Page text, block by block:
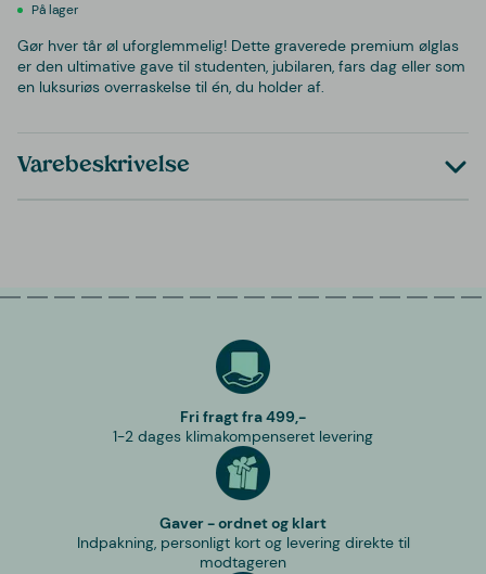
På lager
Gør hver tår øl uforglemmelig! Dette graverede premium ølglas
er den ultimative gave til studenten, jubilaren, fars dag eller som
en luksuriøs overraskelse til én, du holder af.
Varebeskrivelse
Fri fragt fra 499,-
1-2 dages klimakompenseret levering
Gaver - ordnet og klart
Indpakning, personligt kort og levering direkte til
modtageren